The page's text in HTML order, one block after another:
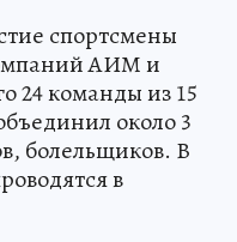
спортсмены
АИМ и
24 команды из 15
около 3
болельщиков. В
в